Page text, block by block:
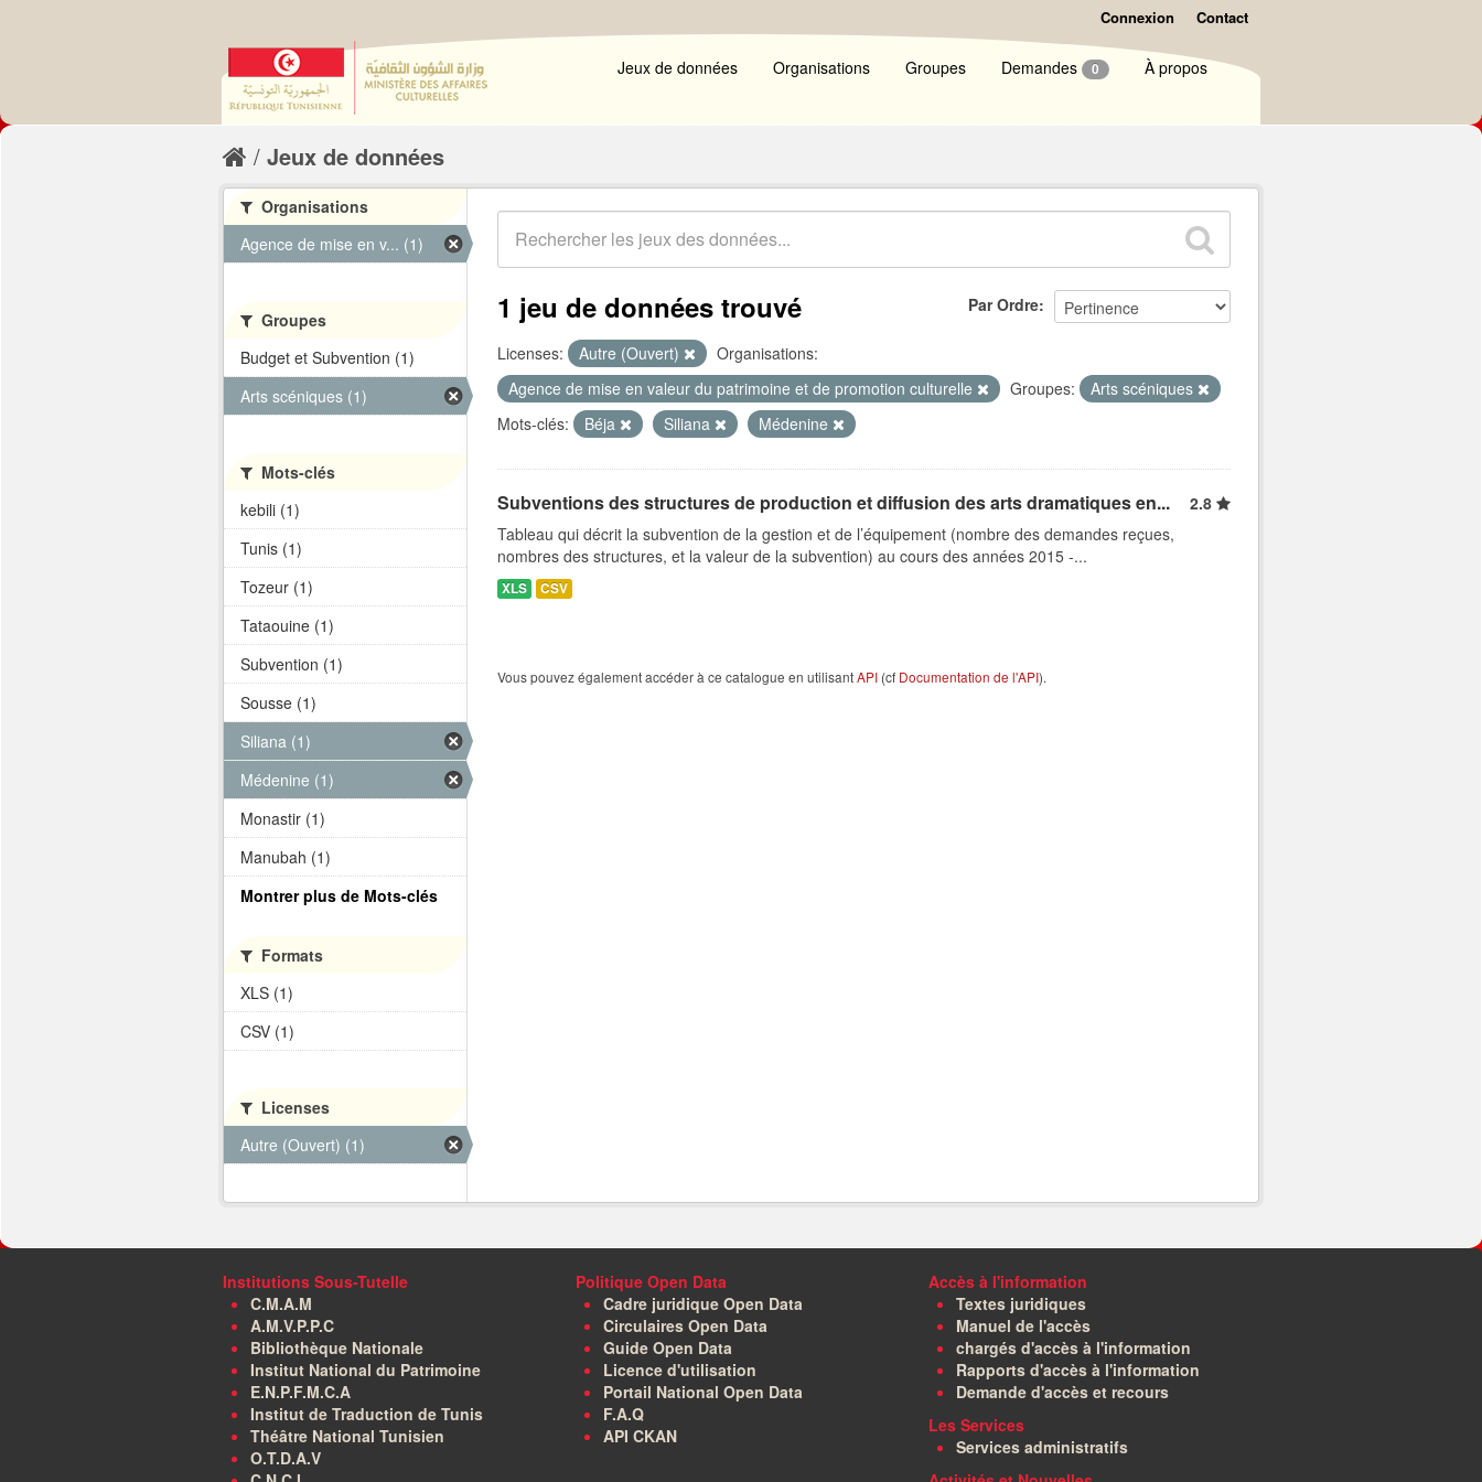
Connexion Contact
Jeux de données Organisations Groupes Demandes 0 À propos
Jeux de données
Par Ordre
1 jeu de données trouvé
Licenses: Autre (Ouvert)
Organisations:
Agence de mise en valeur du patrimoine et de promotion culturelle
Groupes:
Arts scéniques
Mots-clés:
Béja Siliana Médenine
Subventions des structures de production et diffusion des arts dramatiques en...
2.8
Tableau qui décrit la subvention de la gestion et de l’équipement (nombre des demandes reçues,
nombres des structures, et la valeur de la subvention) au cours des années 2015 -...
XLS CSV
Vous pouvez également accéder à ce catalogue en utilisantAPI (cf Documentation de l'API).
Organisations
Agence de mise en v... (1)
Groupes
Budget et Subvention (1)
Arts scéniques (1)
Mots-clés
kebili (1)
Tunis (1)
Tozeur (1)
Tataouine (1)
Subvention (1)
Sousse (1)
Siliana (1)
Médenine (1)
Monastir (1)
Manubah (1)
Montrer plus de Mots-clés
Formats
XLS (1)
CSV (1)
Licenses
Autre (Ouvert) (1)
Institutions Sous-Tutelle
C.M.A.M
A.M.V.P.P.C
Bibliothèque Nationale
Institut National du Patrimoine
E.N.P.F.M.C.A
Institut de Traduction de Tunis
Théâtre National Tunisien
O.T.D.A.V
Politique Open Data
Cadre juridique Open Data
Circulaires Open Data
Guide Open Data
Licence d'utilisation
Portail National Open Data
F.A.Q
API CKAN
Accès à l'information
Textes juridiques
Manuel de l'accès
chargés d'accès à l'information
Rapports d'accès à l'information
Demande d'accès et recours
Les Services
Services administratifs